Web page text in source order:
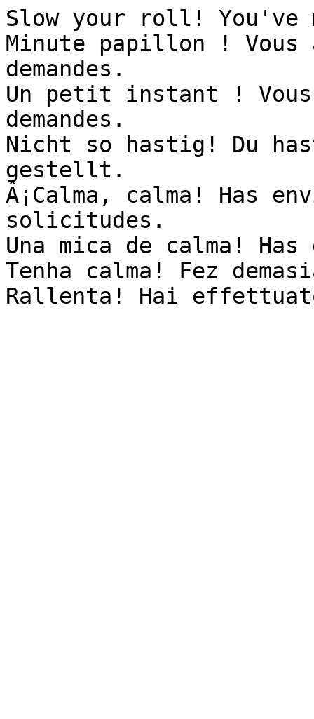
Slow your roll! You've
Minute papillon ! Vous
demandes.
Un petit instant !
demandes.
Nicht so hastig! Du
gestellt.
Â¡Calma, calma! Has
solicitudes.
Una mica de calma!
Tenha calma! Fez
Rallenta! Hai